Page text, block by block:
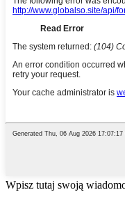
Wpisz tutaj swoją